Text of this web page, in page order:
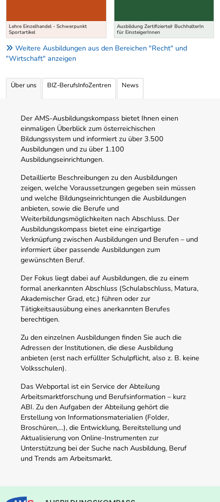
Lehre Einzelhandel - Schwerpunkt
Sportartikel
Ausbildung Zertifizierte/r BuchhalterIn
für EinsteigerInnen
Weitere Ausbildungen aus den Bereichen "Recht" und
"Wirtschaft" anzeigen
Über uns BIZ-BerufsInfoZentren News
Der AMS-Ausbildungskompass bietet Ihnen einen
einmaligen Überblick zum österreichischen
Bildungssystem und informiert zu über 3.500
Ausbildungen und zu über 1.100
Ausbildungseinrichtungen.
Detaillierte Beschreibungen zu den Ausbildungen
zeigen, welche Voraussetzungen gegeben sein müssen
und welche Bildungseinrichtungen die Ausbildungen
anbieten, sowie die Berufe und
Weiterbildungsmöglichkeiten nach Abschluss. Der
Ausbildungskompass bietet eine einzigartige
Verknüpfung zwischen Ausbildungen und Berufen – und
informiert über passende Ausbildungen zum
gewünschten Beruf.
Der Fokus liegt dabei auf Ausbildungen, die zu einem
formal anerkannten Abschluss (Schulabschluss, Matura,
Akademischer Grad, etc.) führen oder zur
Tätigkeitsausübung eines anerkannten Berufes
berechtigen.
Zu den einzelnen Ausbildungen finden Sie auch die
Adressen der Institutionen, die diese Ausbildung
anbieten (erst nach erfüllter Schulpflicht, also z. B. keine
Volksschulen).
Das Webportal ist ein Service der Abteilung
Arbeitsmarktforschung und Berufsinformation – kurz
ABI. Zu den Aufgaben der Abteilung gehört die
Erstellung von Informationsmaterialien (Folder,
Broschüren,…), die Entwicklung, Bereitstellung und
Aktualisierung von Online-Instrumenten zur
Unterstützung bei der Suche nach Ausbildung, Beruf
und Trends am Arbeitsmarkt.